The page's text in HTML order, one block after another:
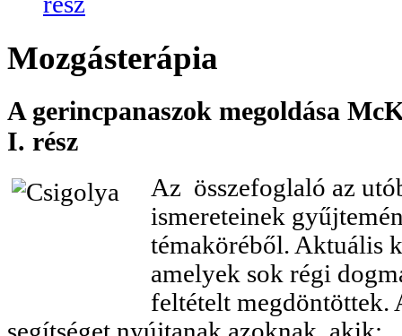
Mozgásterápia
A gerincpanaszok megoldása
I. rész
Az összefoglaló az
ismereteinek
témaköréből. Aktuális
amelyek sok régi
feltételt